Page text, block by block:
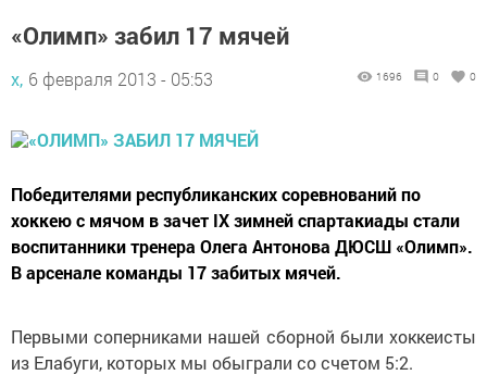
«Олимп» забил 17 мячей
х, 6 февраля 2013 - 05:53 1696 0 0
Победителями республиканских соревнований по
хоккею с мячом в зачет IХ зимней спартакиады стали
воспитанники тренера Олега Антонова ДЮСШ «Олимп».
В арсенале команды 17 забитых мячей.
Первыми соперниками нашей сборной были хокке­исты
из Елабуги, которых мы обыграли со счетом 5:2.